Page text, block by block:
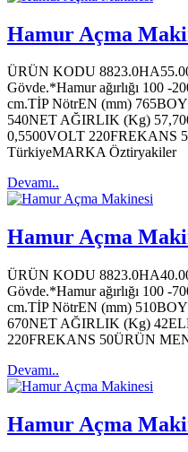
Hamur Açma
ÜRÜN KODU
Gövde.*Hamur ağırlığı 100 -
cm.TİP NötrEN (mm)
540NET AĞIRLIK (Kg)
0,5500VOLT 220FREKANS
TürkiyeMARKA Öztiryakiler
Devamı..
Hamur Açma
ÜRÜN KODU
Gövde.*Hamur ağırlığı 100 -
cm.TİP NötrEN (mm)
670NET AĞIRLIK (Kg)
220FREKANS 50ÜRÜN
Devamı..
Hamur Açma